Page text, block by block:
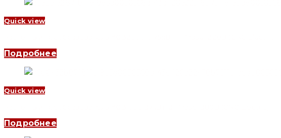
Quick view
Подробнее
Quick view
Подробнее